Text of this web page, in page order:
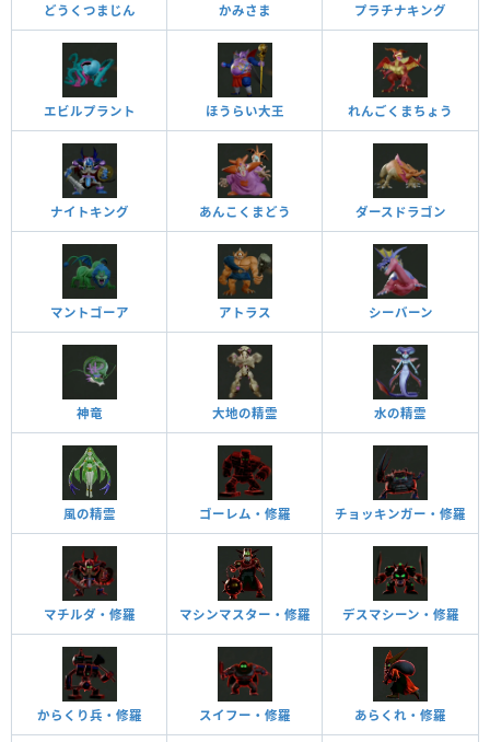
どうくつまじん かみさま プラチナキング
エビルプラント ほうらい大王 れんごくまちょう
ナイトキング あんこくまどう ダースドラゴン
マントゴーア アトラス シーバーン
神竜 大地の精霊 水の精霊
風の精霊 ゴーレム・修羅 チョッキンガー・修羅
マチルダ・修羅 マシンマスター・修羅 デスマシーン・修羅
からくり兵・修羅 スイフー・修羅 あらくれ・修羅